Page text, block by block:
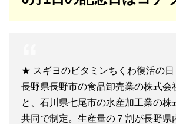
★ スギヨのビタミンちくわ復活の
長野県長野市の食品卸売業の株式会
と、石川県七尾市の水産加工業の株
共同で制定。生産量の７割が長野県